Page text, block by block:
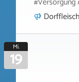
Mi.
19